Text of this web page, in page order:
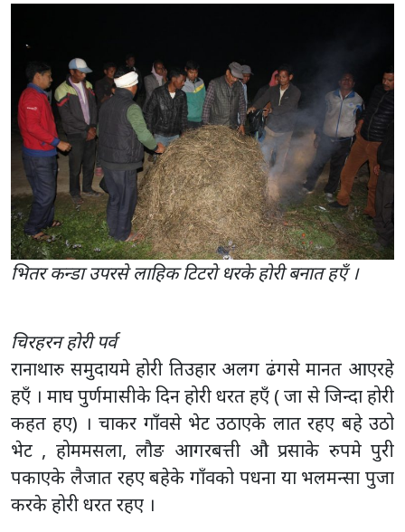
भितर कन्डा उपरसे लाहिक टिटराे धरके हाेरी बनात हएँ ।
चिरहरन होरी पर्व
रानाथारु समुदायमे होरी तिउहार अलग ढंगसे मानत आएरहे
हएँ । माघ पुर्णमासीके दिन होरी धरत हएँ ( जा से जिन्दा होरी
कहत हए) । चाकर गाँवसे भेट उठाएके लात रहए बहे उठो
भेट , होममसला, लौङ आगरबत्ती औ प्रसाके रुपमे पुरी
पकाएके लैजात रहए बहेके गाँवको पधना या भलमन्सा पुजा
करके होरी धरत रहए ।